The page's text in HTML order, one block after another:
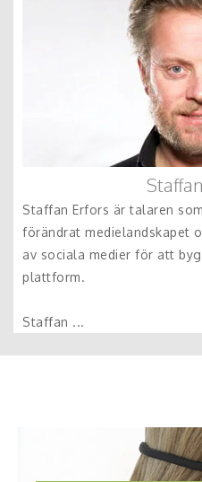
Staffan Erfors är talaren
förändrat medielandskapet
av sociala medier för att
plattform.
Staffan ...